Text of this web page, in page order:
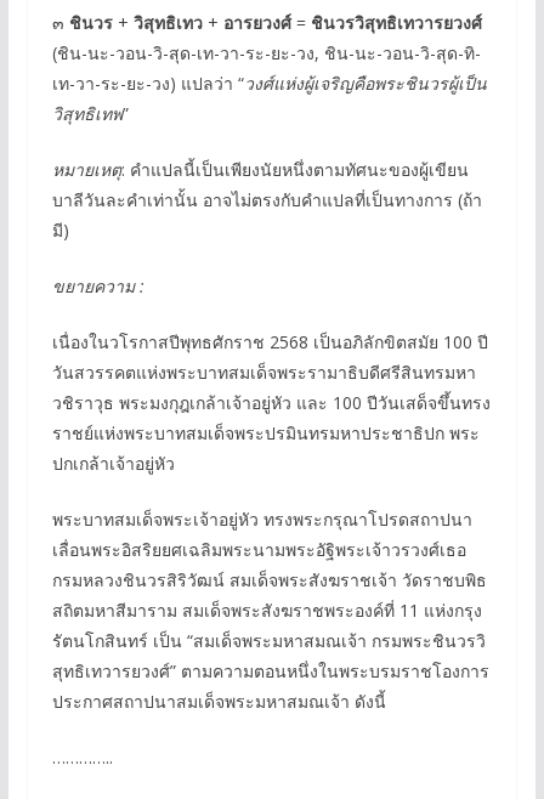
๓ ชินวร+ วิสุทธิเทว+ อารยวงศ์= ชินวรวิสุทธิเทวารยวงศ์
(ชิน-นะ-วอน-วิ-สุด-เท-วา-ระ-ยะ-วง, ชิน-นะ-วอน-วิ-สุด-ทิ-
เท-วา-ระ-ยะ-วง) แปลว่า “วงศ์แห่งผู้เจริญคือพระชินวรผู้เป็น
วิสุทธิเทพ”
หมายเหตุ: คำแปลนี้เป็นเพียงนัยหนึ่งตามทัศนะของผู้เขียน
บาลีวันละคำเท่านั้น อาจไม่ตรงกับคำแปลที่เป็นทางการ (ถ้า
มี)
ขยายความ :
เนื่องในวโรกาสปีพุทธศักราช 2568 เป็นอภิลักขิตสมัย 100 ปี
วันสวรรคตแห่งพระบาทสมเด็จพระรามาธิบดีศรีสินทรมหา
วชิราวุธ พระมงกุฎเกล้าเจ้าอยู่หัว และ 100 ปีวันเสด็จขึ้นทรง
ราชย์แห่งพระบาทสมเด็จพระปรมินทรมหาประชาธิปก พระ
ปกเกล้าเจ้าอยู่หัว
พระบาทสมเด็จพระเจ้าอยู่หัว ทรงพระกรุณาโปรดสถาปนา
เลื่อนพระอิสริยยศเฉลิมพระนามพระอัฐิพระเจ้าวรวงศ์เธอ
กรมหลวงชินวรสิริวัฒน์ สมเด็จพระสังฆราชเจ้า วัดราชบพิธ
สถิตมหาสีมาราม สมเด็จพระสังฆราชพระองค์ที่ 11 แห่งกรุง
รัตนโกสินทร์ เป็น “สมเด็จพระมหาสมณเจ้า กรมพระชินวรวิ
สุทธิเทวารยวงศ์” ตามความตอนหนึ่งในพระบรมราชโองการ
ประกาศสถาปนาสมเด็จพระมหาสมณเจ้า ดังนี้
…………..